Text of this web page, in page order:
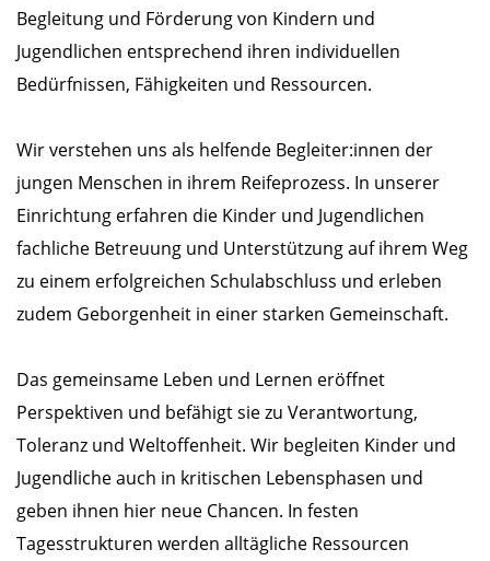
Begleitung und Förderung von Kindern und
Jugendlichen entsprechend ihren individuellen
Bedürfnissen, Fähigkeiten und Ressourcen.
Wir verstehen uns als helfende Begleiter:innen der
jungen Menschen in ihrem Reifeprozess. In unserer
Einrichtung erfahren die Kinder und Jugendlichen
fachliche Betreuung und Unterstützung auf ihrem Weg
zu einem erfolgreichen Schulabschluss und erleben
zudem Geborgenheit in einer starken Gemeinschaft.
Das gemeinsame Leben und Lernen eröffnet
Perspektiven und befähigt sie zu Verantwortung,
Toleranz und Weltoffenheit. Wir begleiten Kinder und
Jugendliche auch in kritischen Lebensphasen und
geben ihnen hier neue Chancen. In festen
Tagesstrukturen werden alltägliche Ressourcen